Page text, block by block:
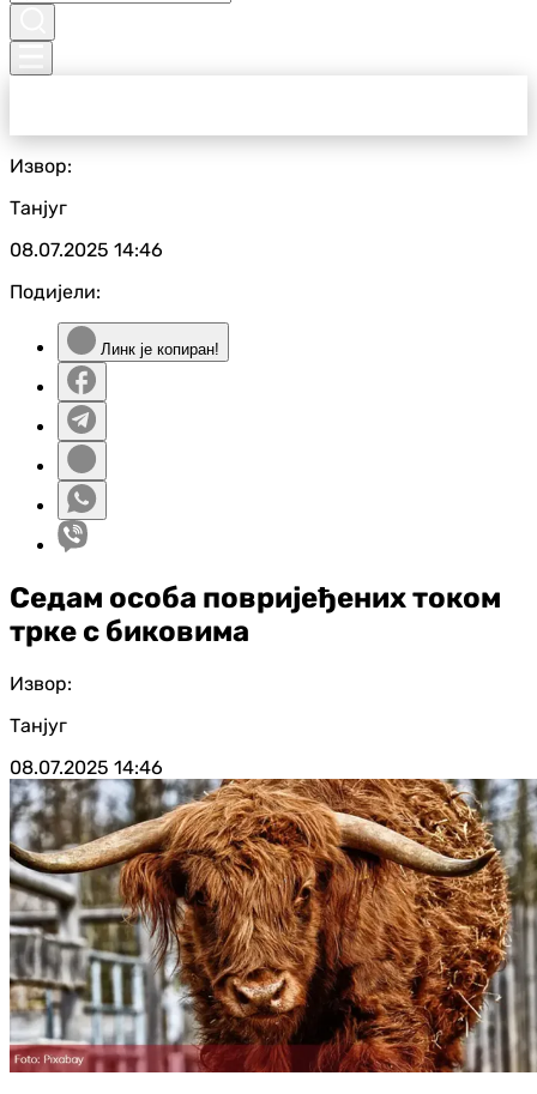
Извор:
Танјуг
08.07.2025 14:46
Подијели:
Линк је копиран!
Седам особа повријеђених током
трке с биковима
Извор:
Танјуг
08.07.2025 14:46